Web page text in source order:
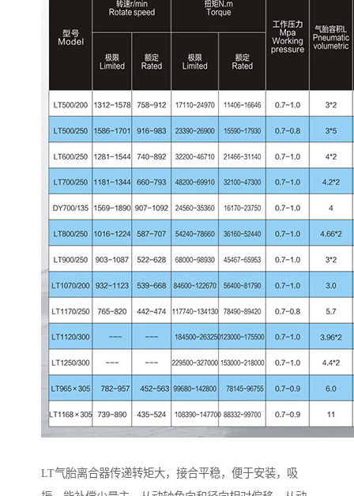
LT气胎离合器传递转矩大，接合平稳，便于安装，吸